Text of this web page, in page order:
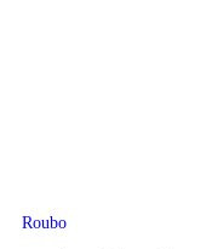
Roubo